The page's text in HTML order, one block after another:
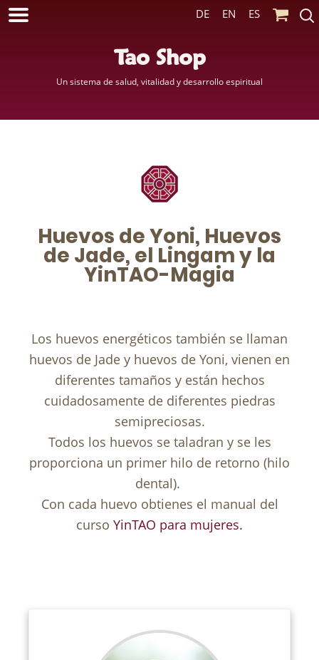
Tao Shop
Un sistema de salud, vitalidad y desarrollo espiritual
DE EN ES
Huevos de Yoni, Huevos
de Jade, el Lingam y la
YinTAO-Magia
Los huevos energéticos también se llaman
huevos de Jade y huevos de Yoni, vienen en
diferentes tamaños y están hechos
cuidadosamente de diferentes piedras
semipreciosas.
Todos los huevos se taladran y se les
proporciona un primer hilo de retorno (hilo
dental).
Con cada huevo obtienes el manual del
curso YinTAO para mujeres.